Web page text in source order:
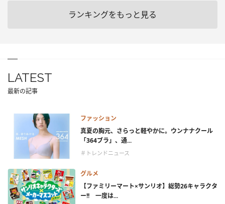
ランキングをもっと見る
LATEST
最新の記事
ファッション
真夏の胸元、さらっと軽やかに。ウンナナクール
「364ブラ」、通...
＃トレンドニュース
グルメ
【ファミリーマート×サンリオ】総勢26キャラクタ
ー!! 一度は...